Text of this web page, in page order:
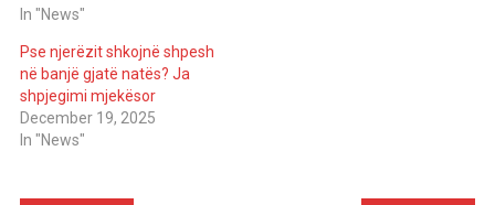
In "News"
Pse njerëzit shkojnë shpesh
në banjë gjatë natës? Ja
shpjegimi mjekësor
December 19, 2025
In "News"